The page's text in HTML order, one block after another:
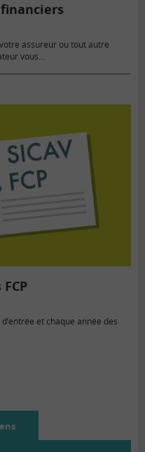
assureur ou tout autre
vous…
et chaque année des